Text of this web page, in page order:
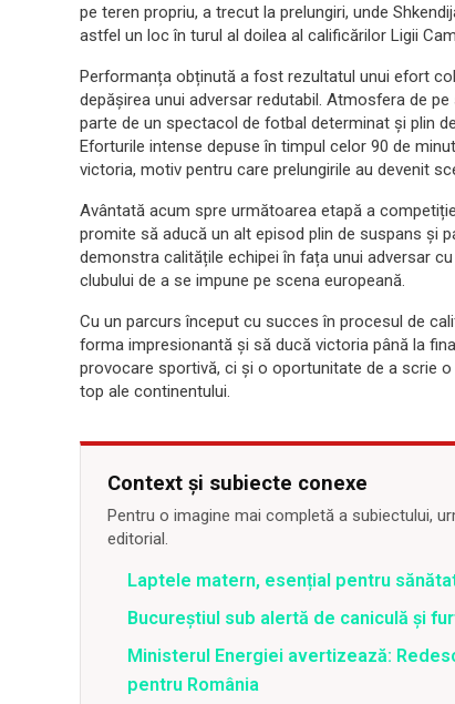
pe teren propriu, a trecut la prelungiri, unde
astfel un loc în turul al doilea al calificărilor Ligii
Performanța obținută a fost rezultatul unui efort
depășirea unui adversar redutabil. Atmosfera de
parte de un spectacol de fotbal determinat și plin
Eforturile intense depuse în timpul celor 90 de
victoria, motiv pentru care prelungirile au devenit
Avântată acum spre următoarea etapă a
promite să aducă un alt episod plin de suspans și
demonstra calitățile echipei în fața unui adversar
clubului de a se impune pe scena europeană.
Cu un parcurs început cu succes în procesul de
forma impresionantă și să ducă victoria până la
provocare sportivă, ci și o oportunitate de a scrie
top ale continentului.
Context și subiecte conexe
Pentru o imagine mai completă a subiectului,
editorial.
Laptele matern, esențial pentru
Bucureștiul sub alertă de caniculă și
Ministerul Energiei avertizează:
pentru România